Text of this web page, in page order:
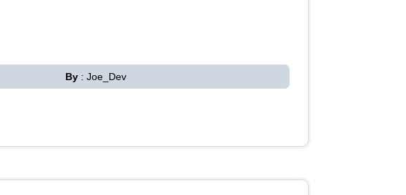
By : Joe_Dev